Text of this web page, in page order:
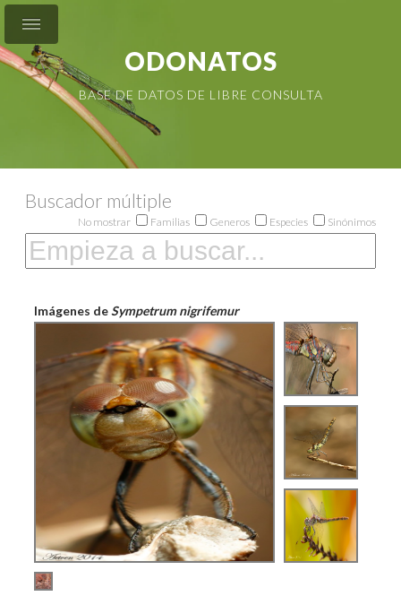
ODONATOS
BASE DE DATOS DE LIBRE CONSULTA
Buscador múltiple
No mostrar Familias Generos Especies Sinónimos
Imágenes deSympetrum nigrifemur